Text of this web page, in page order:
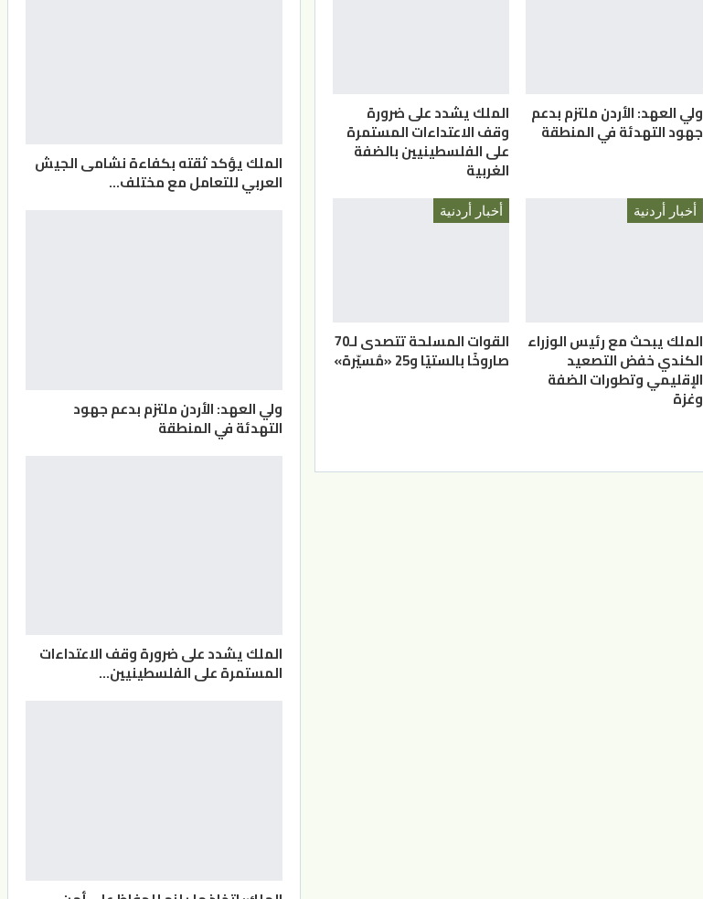
ولي العهد: الأردن ملتزم بدعم
جهود التهدئة في المنطقة
الملك يشدد على ضرورة
وقف الاعتداءات المستمرة
على الفلسطينيين بالضفة
الغربية
أخبار أردنية
الملك يبحث مع رئيس الوزراء
الكندي خفض التصعيد
الإقليمي وتطورات الضفة
وغزة
أخبار أردنية
القوات المسلحة تتصدى لـ70
صاروخًا بالستيًا و25 «مُسيّرة»
الملك يؤكد ثقته بكفاءة نشامى الجيش
العربي للتعامل مع مختلف…
ولي العهد: الأردن ملتزم بدعم جهود
التهدئة في المنطقة
الملك يشدد على ضرورة وقف الاعتداءات
المستمرة على الفلسطينيين…